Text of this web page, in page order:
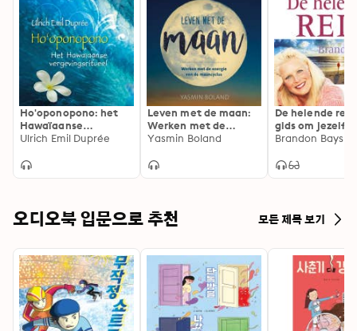
Ho'oponopono: het
Hawaïaanse
vergevingsritueel
Ulrich Emil Duprée
Leven met de maan:
Werken met de
energie van de
Yasmin Boland
De helende
gids om jezelf
genezen en te
Brandon Bays
오디오북 입문으로 추천 모든 제목 보기